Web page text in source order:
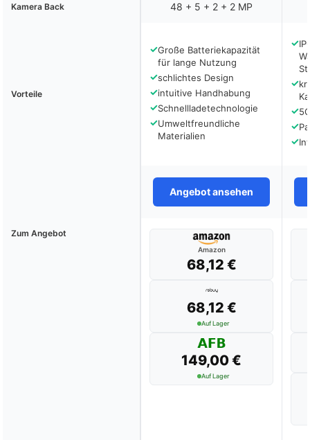
Kamera Back 48 + 5 + 2 + 2 MP
Vorteile
✓Große Batteriekapazität
für lange Nutzung
✓schlichtes Design
✓intuitive Handhabung
✓Schnellladetechnologie
✓Umweltfreundliche
Materialien
✓
✓
✓
✓
✓
Angebot ansehen
Zum Angebot
Amazon
68,12 €
68,12 €
Auf Lager
149,00 €
Auf Lager